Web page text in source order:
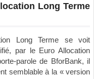
Long Terme
Long Terme se voit
par le Euro Allocation
parole de BforBank, il
semblable à la « version